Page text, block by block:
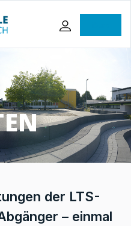
der LTS-
– einmal